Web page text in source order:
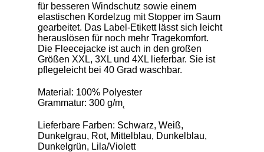
für besseren Windschutz sowie einem
elastischen Kordelzug mit Stopper im Saum
gearbeitet. Das Label-Etikett lässt sich leicht
herauslösen für noch mehr Tragekomfort.
Die Fleecejacke ist auch in den großen
Größen XXL, 3XL und 4XL lieferbar. Sie ist
pflegeleicht bei 40 Grad waschbar.
Material: 100% Polyester
Grammatur: 300 g/m˛
Lieferbare Farben: Schwarz, Weiß,
Dunkelgrau, Rot, Mittelblau, Dunkelblau,
Dunkelgrün, Lila/Violett